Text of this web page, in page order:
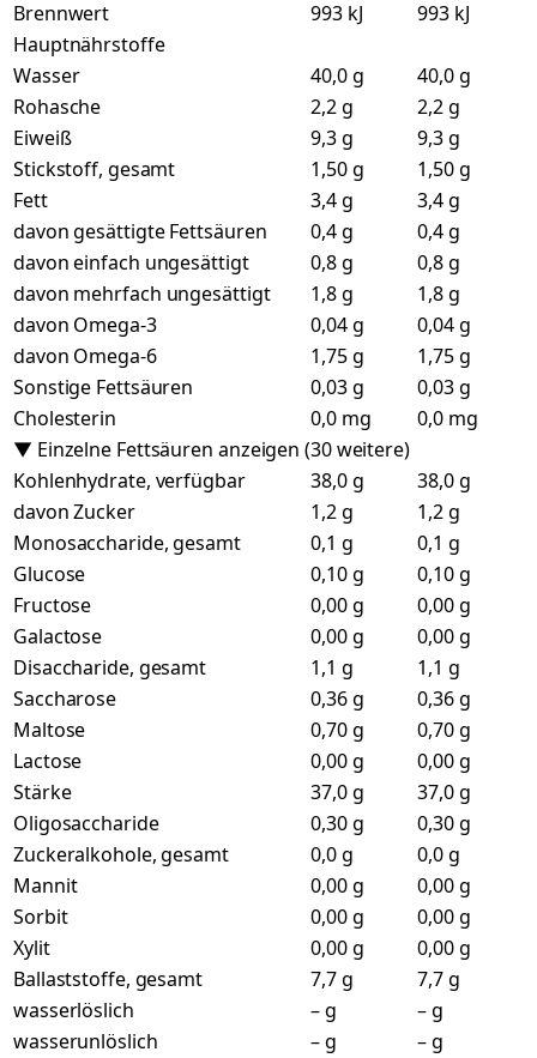
Brennwert 993 kJ
993 kJ
Hauptnährstoffe
Wasser
40,0 g
40,0 g
Rohasche
2,2 g
2,2 g
Eiweiß
9,3 g
9,3 g
Stickstoff, gesamt
1,50 g
1,50 g
Fett
3,4 g
3,4 g
davon gesättigte Fettsäuren
0,4 g
0,4 g
davon einfach ungesättigt
0,8 g
0,8 g
davon mehrfach ungesättigt
1,8 g
1,8 g
davon Omega-3
0,04 g
0,04 g
davon Omega-6
1,75 g
1,75 g
Sonstige Fettsäuren
0,03 g
0,03 g
Cholesterin
0,0 mg
0,0 mg
▼ Einzelne Fettsäuren anzeigen (30 weitere)
Kohlenhydrate, verfügbar
38,0 g
38,0 g
davon Zucker
1,2 g
1,2 g
Monosaccharide, gesamt
0,1 g
0,1 g
Glucose
0,10 g
0,10 g
Fructose
0,00 g
0,00 g
Galactose
0,00 g
0,00 g
Disaccharide, gesamt
1,1 g
1,1 g
Saccharose
0,36 g
0,36 g
Maltose
0,70 g
0,70 g
Lactose
0,00 g
0,00 g
Stärke
37,0 g
37,0 g
Oligosaccharide
0,30 g
0,30 g
Zuckeralkohole, gesamt
0,0 g
0,0 g
Mannit
0,00 g
0,00 g
Sorbit
0,00 g
0,00 g
Xylit
0,00 g
0,00 g
Ballaststoffe, gesamt
7,7 g
7,7 g
wasserlöslich
– g
– g
wasserunlöslich
– g
– g